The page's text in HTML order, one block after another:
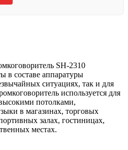
SH-2310
в составе аппаратуры
ситуациях, так и для
используется для
потолками,
в магазинах, торговых
залах, гостиницах,
местах.